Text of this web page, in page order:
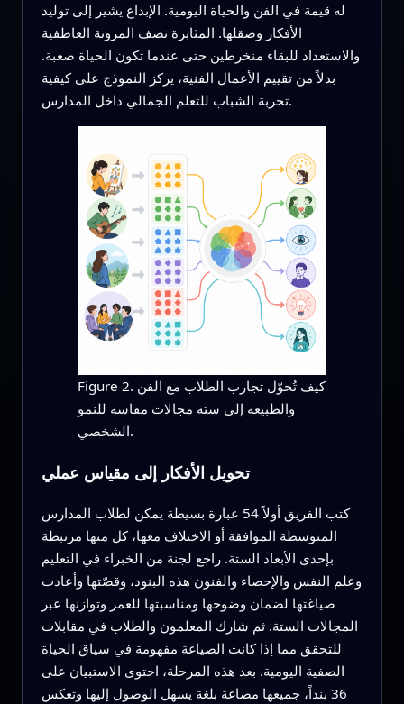
له قيمة في الفن والحياة اليومية. الإبداع يشير إلى توليد
الأفكار وصقلها. المثابرة تصف المرونة العاطفية
والاستعداد للبقاء منخرطين حتى عندما تكون الحياة صعبة.
بدلاً من تقييم الأعمال الفنية، يركز النموذج على كيفية
تجربة الشباب للتعلم الجمالي داخل المدارس.
Figure 2. كيف تُحوّل تجارب الطلاب مع الفن
والطبيعة إلى ستة مجالات مقاسة للنمو
الشخصي.
تحويل الأفكار إلى مقياس عملي
كتب الفريق أولاً 54 عبارة بسيطة يمكن لطلاب المدارس
المتوسطة الموافقة أو الاختلاف معها، كل منها مرتبطة
بإحدى الأبعاد الستة. راجع لجنة من الخبراء في التعليم
وعلم النفس والإحصاء والفنون هذه البنود، وقصّتها وأعادت
صياغتها لضمان وضوحها ومناسبتها للعمر وتوازنها عبر
المجالات الستة. ثم شارك المعلمون والطلاب في مقابلات
للتحقق مما إذا كانت الصياغة مفهومة في سياق الحياة
الصفية اليومية. بعد هذه المرحلة، احتوى الاستبيان على
36 بنداً، جميعها مصاغة بلغة يسهل الوصول إليها وتعكس